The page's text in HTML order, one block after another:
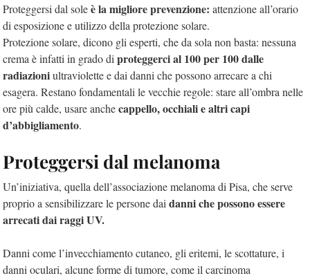
Proteggersi dal soleè la migliore prevenzione: attenzione all’orario
di esposizione e utilizzo della protezione solare.
Protezione solare, dicono gli esperti, che da sola non basta: nessuna
crema è infatti in grado diproteggerci al 100 per 100 dalle
radiazioniultraviolette e dai danni che possono arrecare a chi
esagera. Restano fondamentali le vecchie regole: stare all’ombra nelle
ore più calde, usare anchecappello, occhiali e altri capi
d’abbigliamento.
Proteggersi dal melanoma
Un’iniziativa, quella dell’associazione melanoma di Pisa, che serve
proprio a sensibilizzare le persone daidanni che possono essere
arrecati dai raggi UV.
Danni come l’invecchiamento cutaneo, gli eritemi, le scottature, i
danni oculari, alcune forme di tumore, come il carcinoma